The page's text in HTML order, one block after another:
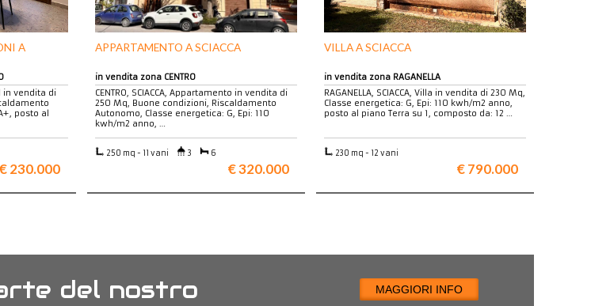
A
in vendita di
posto al
€ 230.000
APPARTAMENTO A SCIACCA
in vendita zona CENTRO
CENTRO, SCIACCA, Appartamento in vendita di
250 Mq, Buone condizioni, Riscaldamento
Autonomo, Classe energetica: G, Epi: 110
kwh/m2 anno, …
250 mq - 11 vani 3 6
€ 320.000
VILLA A SCIACCA
in vendita zona RAGANELLA
RAGANELLA, SCIACCA, Villa in vendita di 230 Mq,
Classe energetica: G, Epi: 110 kwh/m2 anno,
posto al piano Terra su 1, composto da: 12 …
230 mq - 12 vani
€ 790.000
del nostro MAGGIORI INFO